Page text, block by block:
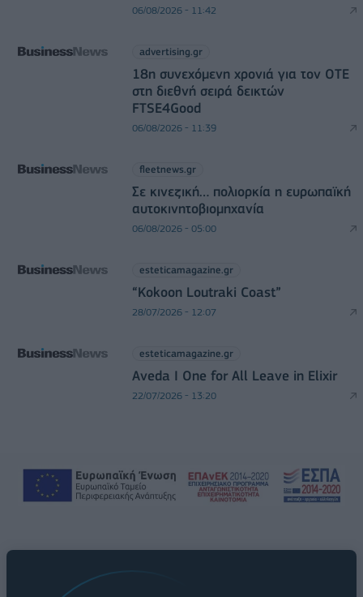
06/08/2026 - 11:42
advertising.gr
18η συνεχόμενη χρονιά για τον ΟΤΕ
στη διεθνή σειρά δεικτών
FTSE4Good
06/08/2026 - 11:39
fleetnews.gr
Σε κινεζική… πολιορκία η ευρωπαϊκή
αυτοκινητοβιομηχανία
06/08/2026 - 05:00
esteticamagazine.gr
“Kokoon Loutraki Coast”
28/07/2026 - 12:07
esteticamagazine.gr
Aveda I One for All Leave in Elixir
22/07/2026 - 13:20